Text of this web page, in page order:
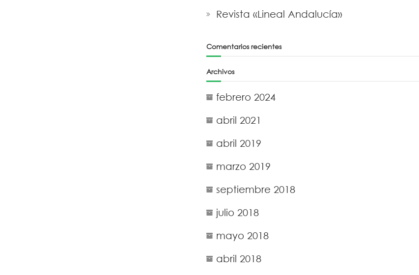
Revista «Lineal Andalucía»
Comentarios recientes
Archivos
febrero 2024
abril 2021
abril 2019
marzo 2019
septiembre 2018
julio 2018
mayo 2018
abril 2018